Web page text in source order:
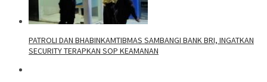
‎PATROLI DAN BHABINKAMTIBMAS SAMBANGI BANK BRI, INGATKAN
SECURITY TERAPKAN SOP KEAMANAN